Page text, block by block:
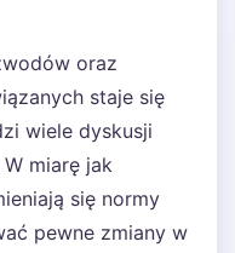
oraz
staje się
wiele dyskusji
miarę jak
się normy
pewne zmiany w